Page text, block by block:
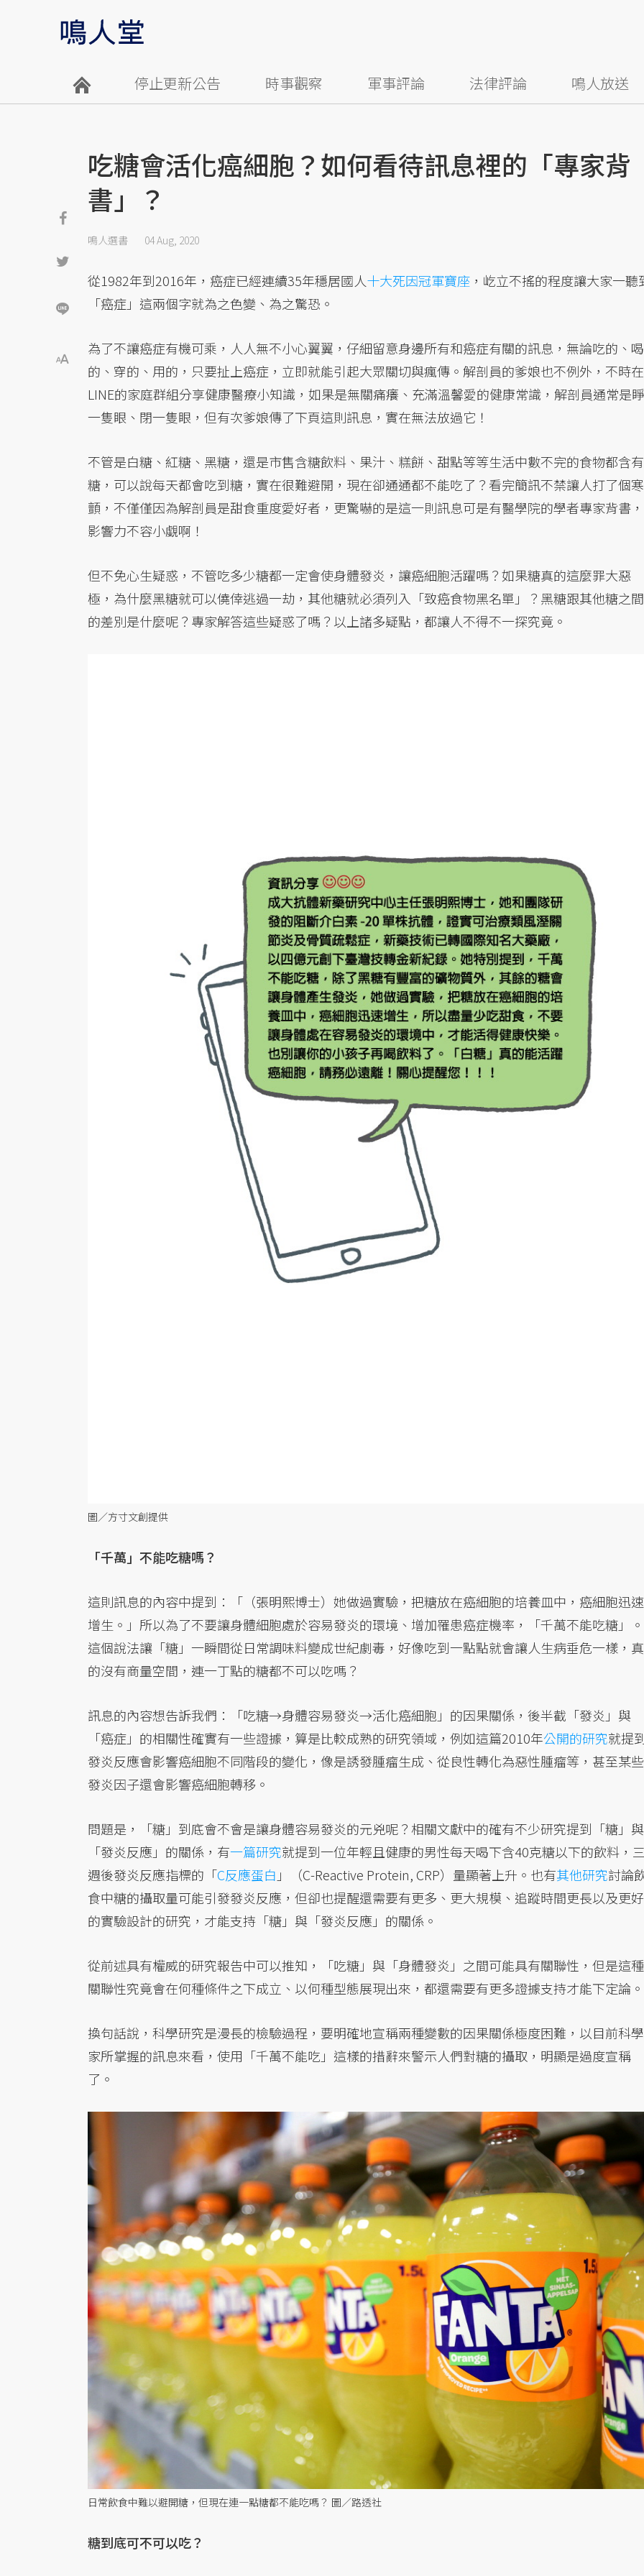
停止更新公告 時事觀察 軍事評論 法律評論 鳴人放送
吃糖會活化癌細胞？如何看待訊息裡的「專家背
書」？
鳴人選書 04 Aug, 2020
從1982年到2016年，癌症已經連續35年穩居國人十大死因冠軍寶座 ，屹立不搖的程度讓大家一聽
「癌症」這兩個字就為之色變、為之驚恐。
為了不讓癌症有機可乘，人人無不小心翼翼，仔細留意身邊所有和癌症有關的訊息，無論吃的、喝
的、穿的、用的，只要扯上癌症，立即就能引起大眾關切與瘋傳。解剖員的爹娘也不例外，不時在
LINE的家庭群組分享健康醫療小知識，如果是無關痛癢、充滿溫馨愛的健康常識，解剖員通常是睜
一隻眼、閉一隻眼，但有次爹娘傳了下頁這則訊息，實在無法放過它！
不管是白糖、紅糖、黑糖，還是市售含糖飲料、果汁、糕餅、甜點等等生活中數不完的食物都含有
糖，可以說每天都會吃到糖，實在很難避開，現在卻通通都不能吃了？看完簡訊不禁讓人打了個寒
顫，不僅僅因為解剖員是甜食重度愛好者，更驚嚇的是這一則訊息可是有醫學院的學者專家背書，
影響力不容小覷啊！
但不免心生疑惑，不管吃多少糖都一定會使身體發炎，讓癌細胞活躍嗎？如果糖真的這麼罪大惡
極，為什麼黑糖就可以僥倖逃過一劫，其他糖就必須列入「致癌食物黑名單」？黑糖跟其他糖之間
的差別是什麼呢？專家解答這些疑惑了嗎？以上諸多疑點，都讓人不得不一探究竟。
圖／方寸文創提供
「千萬」不能吃糖嗎？
這則訊息的內容中提到：「（張明熙博士）她做過實驗，把糖放在癌細胞的培養皿中，癌細胞迅速
增生。」所以為了不要讓身體細胞處於容易發炎的環境、增加罹患癌症機率，「千萬不能吃糖」。
這個說法讓「糖」一瞬間從日常調味料變成世紀劇毒，好像吃到一點點就會讓人生病垂危一樣，真
的沒有商量空間，連一丁點的糖都不可以吃嗎？
訊息的內容想告訴我們：「吃糖→身體容易發炎→活化癌細胞」的因果關係，後半截「發炎」與
「癌症」的相關性確實有一些證據，算是比較成熟的研究領域，例如這篇2010年公開的研究就提
發炎反應會影響癌細胞不同階段的變化，像是誘發腫瘤生成、從良性轉化為惡性腫瘤等，甚至某些
發炎因子還會影響癌細胞轉移。
問題是，「糖」到底會不會是讓身體容易發炎的元兇呢？相關文獻中的確有不少研究提到「糖」與
「發炎反應」的關係，有一篇研究就提到一位年輕且健康的男性每天喝下含40克糖以下的飲料，三
週後發炎反應指標的「C反應蛋白 」（C-Reactive Protein, CRP）量顯著上升。也有其他研究討論
食中糖的攝取量可能引發發炎反應，但卻也提醒還需要有更多、更大規模、追蹤時間更長以及更好
的實驗設計的研究，才能支持「糖」與「發炎反應」的關係。
從前述具有權威的研究報告中可以推知，「吃糖」與「身體發炎」之間可能具有關聯性，但是這種
關聯性究竟會在何種條件之下成立、以何種型態展現出來，都還需要有更多證據支持才能下定論。
換句話說，科學研究是漫長的檢驗過程，要明確地宣稱兩種變數的因果關係極度困難，以目前科學
家所掌握的訊息來看，使用「千萬不能吃」這樣的措辭來警示人們對糖的攝取，明顯是過度宣稱
了。
日常飲食中難以避開糖，但現在連一點糖都不能吃嗎？ 圖／路透社
糖到底可不可以吃？